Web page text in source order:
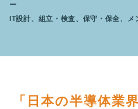
ー
IT設計、組立・検査、保守・保全、メ
「日本の半導体業